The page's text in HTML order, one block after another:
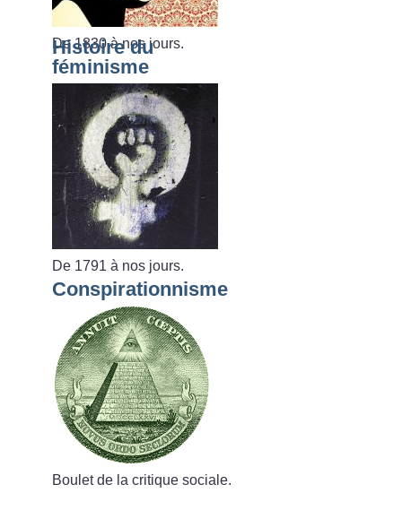
De 1830 à nos jours.
Histoire du
féminisme
De 1791 à nos jours.
Conspirationnisme
Boulet de la critique sociale.